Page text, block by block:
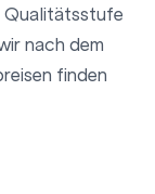
Qualitätsstufe
nach dem
finden